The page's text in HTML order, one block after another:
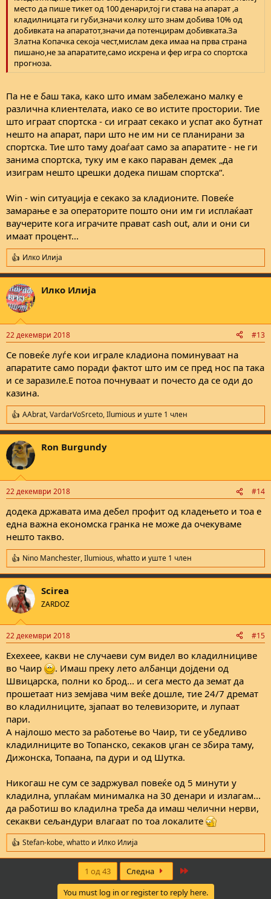
место да пише тикет од 100 денари,тој ги става на апарат ,а
кладилницата ги губи,значи колку што знам добива 10% од
добивката на апаратот,значи да потенцирам добивката.За
Златна Копачка секоја чест,мислам дека имаа на прва страна
пишано,не за апаратите,само искрена и фер игра со спортска
прогноза.
Па не е баш така, како што имам забележано малку е
различна клиентелата, иако се во истите простории. Тие
што играат спортска - си играат секако и успат ако бутнат
нешто на апарат, пари што не им ни се планирани за
спортска. Тие што таму доаѓаат само за апаратите - не ги
занима спортска, туку им е како параван демек „да
изиграм нешто црешки додека пишам спортска“.
Win - win ситуација е секако за кладионите. Повеќе
замарање е за операторите пошто они им ги исплаќаат
ваучерите кога играчите прават cash out, али и они си
имаат процент...
R
e
a
c
t
i
s
Илко Илија
Илко Илија
22 декември 2018 #13
Се повеќе луѓе кои играле кладиона поминуваат на
апаратите само поради фактот што им се пред нос па така
и се заразиле.Е потоа почнуваат и почесто да се оди до
казина.
R
e
a
c
t
i
s
AAbrat,VardarVoSrceto,Ilumious и уште 1 член
Ron Burgundy
22 декември 2018 #14
додека државата има дебел профит од кладењето и тоа е
една важна економска гранка не може да очекуваме
нешто такво.
R
e
a
c
t
i
s
Nino Manchester,Ilumious,whatto и уште 1 член
Scirea
ZARDOZ
22 декември 2018 #15
Ехехеее, какви не случаеви сум видел во кладилнициве
во Чаир
. Имаш преку лето албанци дојдени од
Швицарска, полни ко брод... и сега место да земат да
прошетаат низ земјава чим веќе дошле, тие 24/7 дремат
во кладилниците, зјапаат во телевизорите, и лупаат
пари.
А најлошо место за работење во Чаир, ти се убедливо
кладилниците во Топанско, секаков џган се збира таму,
Дижонска, Топаана, па дури и од Шутка.
Никогаш не сум се задржувал повеќе од 5 минути у
кладилна, уплаќам минималка на 30 денари и излагам...
да работиш во кладилна треба да имаш челични нерви,
секакви сељандури влагаат по тоа локалите
R
e
Stefan-kobe,whatto и Илко Илија
1 од 43 Следна
You must log in or register to reply here.